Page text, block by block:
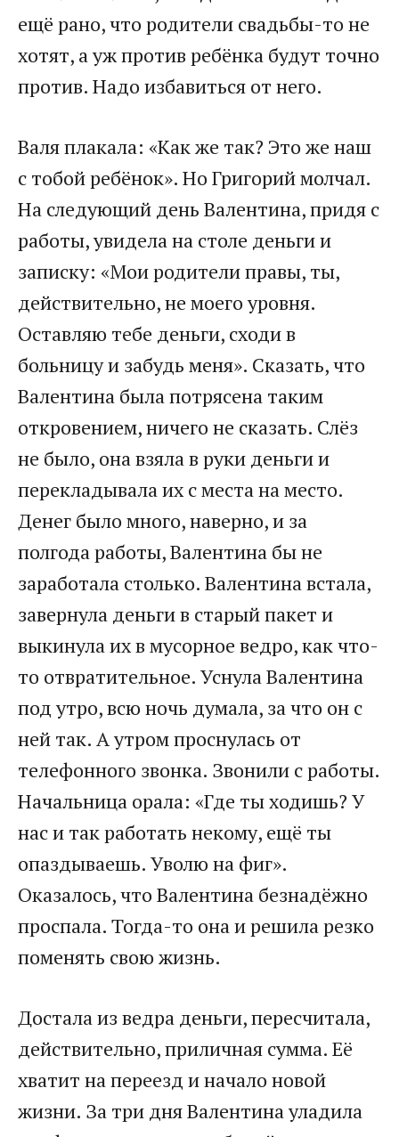
ещё рано, что родители свадьбы-то не
хотят, а уж против ребёнка будут точно
против. Надо избавиться от него.
Валя плакала: «Как же так? Это же наш
с тобой ребёнок». Но Григорий молчал.
На следующий день Валентина, придя с
работы, увидела на столе деньги и
записку: «Мои родители правы, ты,
действительно, не моего уровня.
Оставляю тебе деньги, сходи в
больницу и забудь меня». Сказать, что
Валентина была потрясена таким
откровением, ничего не сказать. Слёз
не было, она взяла в руки деньги и
перекладывала их с места на место.
Денег было много, наверно, и за
полгода работы, Валентина бы не
заработала столько. Валентина встала,
завернула деньги в старый пакет и
выкинула их в мусорное ведро, как что-
то отвратительное. Уснула Валентина
под утро, всю ночь думала, за что он с
ней так. А утром проснулась от
телефонного звонка. Звонили с работы.
Начальница орала: «Где ты ходишь? У
нас и так работать некому, ещё ты
опаздываешь. Уволю на фиг».
Оказалось, что Валентина безнадёжно
проспала. Тогда-то она и решила резко
поменять свою жизнь.
Достала из ведра деньги, пересчитала,
действительно, приличная сумма. Её
хватит на переезд и начало новой
жизни. За три дня Валентина уладила